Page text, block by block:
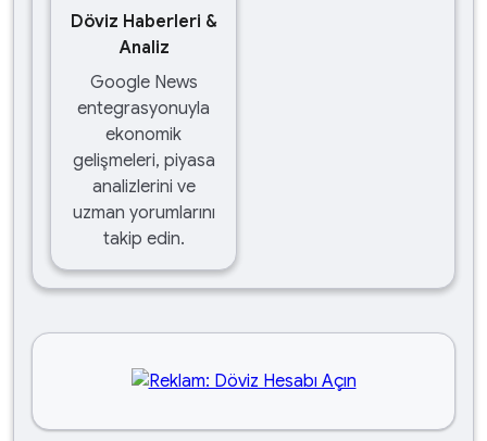
Döviz Haberleri &
Analiz
Google News
entegrasyonuyla
ekonomik
gelişmeleri, piyasa
analizlerini ve
uzman yorumlarını
takip edin.